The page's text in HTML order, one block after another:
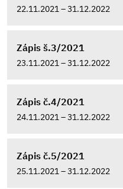
22.11.2021 – 31.12.2022
Zápis š.3/2021
23.11.2021 – 31.12.2022
Zápis č.4/2021
24.11.2021 – 31.12.2022
Zápis č.5/2021
25.11.2021 – 31.12.2022